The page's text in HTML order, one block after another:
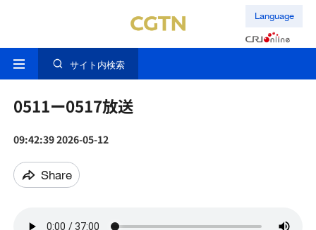
Language
サイト内検索
0511ー0517放送
09:42:39 2026-05-12
Share